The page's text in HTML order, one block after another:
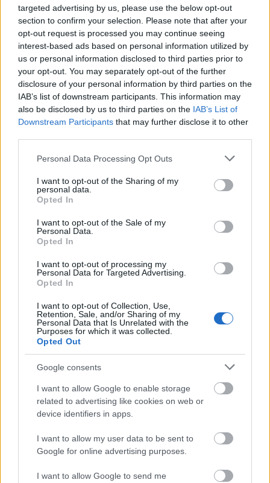
targeted advertising by us, please use the below opt-out
section to confirm your selection. Please note that after your
opt-out request is processed you may continue seeing
interest-based ads based on personal information utilized by
us or personal information disclosed to third parties prior to
your opt-out. You may separately opt-out of the further
disclosure of your personal information by third parties on the
IAB’s list of downstream participants. This information may
also be disclosed by us to third parties on the IAB’s List of
Downstream Participants that may further disclose it to other
Please note that this website/app uses one or more Google
not limited to your visit or usage behaviour. You may click to
grant or deny consent to Google and its third-party tags to
use your data for below specified purposes in below Google
consent section.
Personal Data Processing Opt Outs
I want to opt-out of the Sharing of my
personal data.
Opted In
I want to opt-out of the Sale of my
Personal Data.
Opted In
I want to opt-out of processing my
Personal Data for Targeted Advertising.
Opted In
I want to opt-out of Collection, Use,
Retention, Sale, and/or Sharing of my
Personal Data that Is Unrelated with the
Purposes for which it was collected.
Opted Out
Google consents
I want to allow Google to enable storage
related to advertising like cookies on web or
device identifiers in apps.
I want to allow my user data to be sent to
Google for online advertising purposes.
I want to allow Google to send me
őrök alakjai, akik hosszú kardjukkal
vigyázzák "éberen" a területet. Velük
szemben díszőrség áll, az évszázadok múltán
is még mindig élénknek ható piros-kék színű
egyenruhás katonákkal, lovakkal. Van olyan
falszakasz is, amelynek képén ökrös szekér
visz fekete hajú, göndör szakállú férfiakat.
A sírkamra bejáratánál kétszer két férfi fújja
hosszú kürtjét, a belső fal nagyméretű
ülve szemléli a körülöttük lévő nyüzsgést. A
valamennyi nőalak - köztük vélhetően a
parancsnok felesége - "repülő madár" alakú
Forrás: MTI
Kína Régészet Lavór
A PEKINGI NAGYSZÍNPADRÓL GYIMESI
NEMZETKÖZI SIKERE